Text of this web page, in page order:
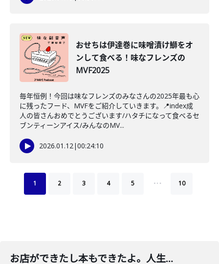
おせちは伊達巻に味噌漬け鰤をオ
ンして食べる！味なフレンズの
MVF2025
毎年恒例！今回は味なフレンズのみなさんの2025年最も心
に残ったフード、MVFをご紹介していきます。📍index成
人の皆さんおめでとうございます/ハタチになって食べるセ
ブンティーンアイス/みんなのMV...
2026.01.12|00:24:10
1 2 3 4 5 … 10
お店ができたし本もできたよ。人生は祭りだ。春の嬉しいお知らせ回。